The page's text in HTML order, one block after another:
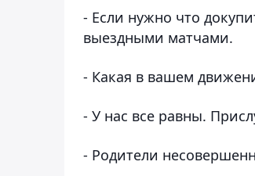
- Если нужно что
выездными матчами.
- Какая в вашем
- У нас все равны.
- Родители